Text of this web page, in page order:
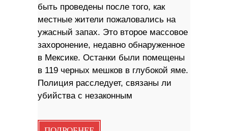
быть проведены после того, как
местные жители пожаловались на
ужасный запах. Это второе массовое
захоронение, недавно обнаруженное
в Мексике. Останки были помещены
в 119 черных мешков в глубокой яме.
Полиция расследует, связаны ли
убийства с незаконным